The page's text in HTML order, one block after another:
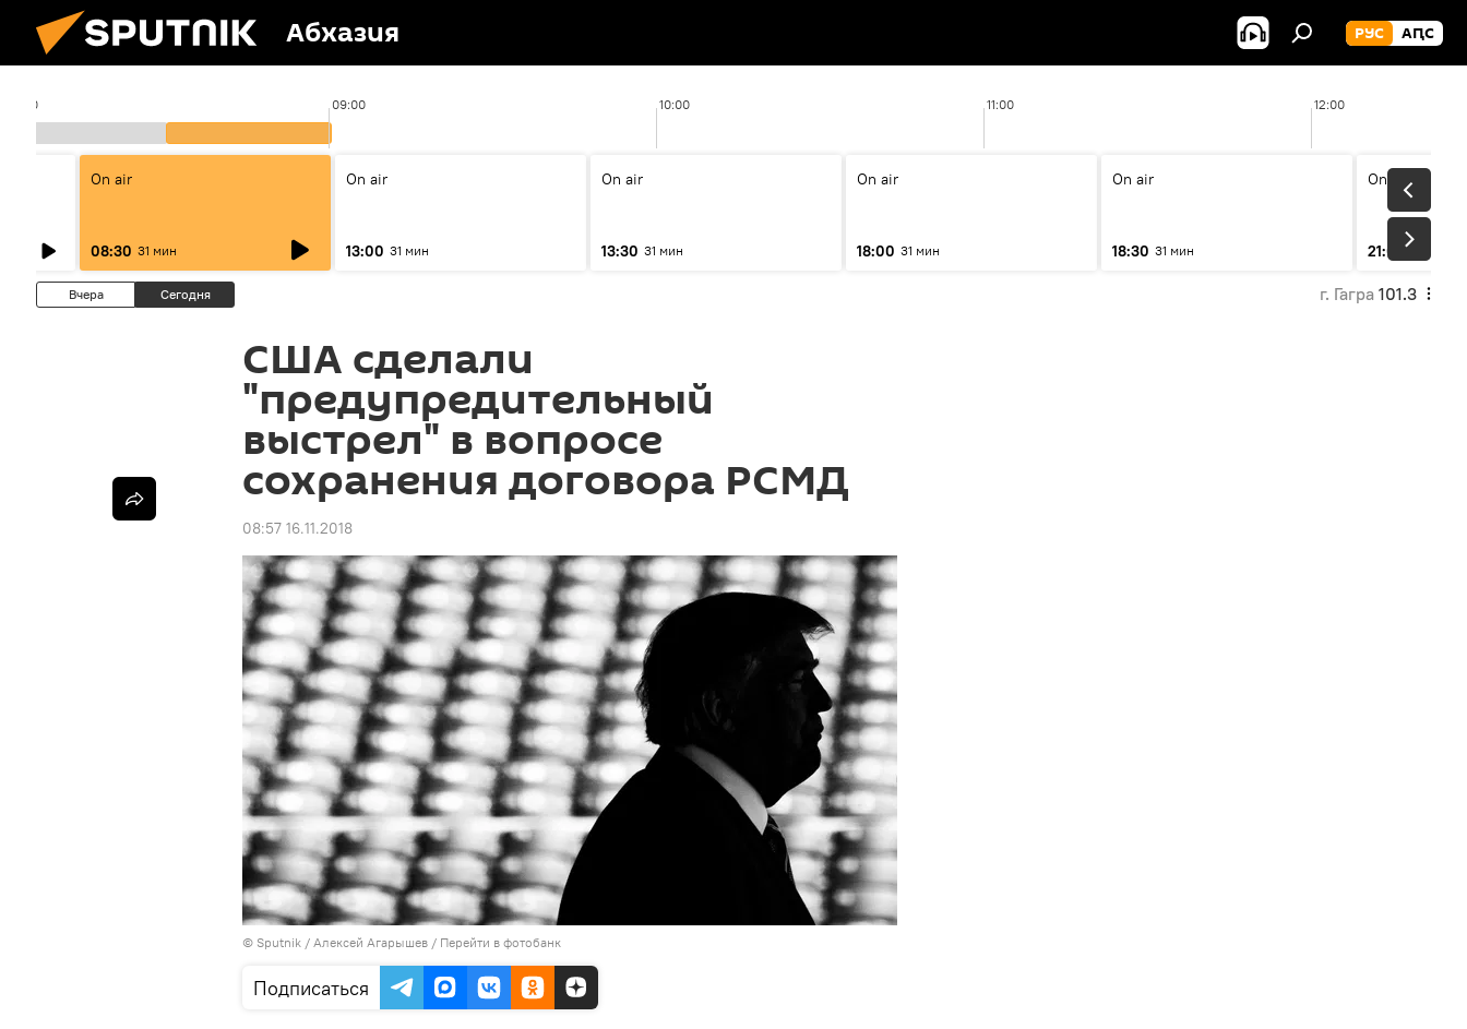
Абхазия РУС АԤС
08:00 09:00 10:00 11:00 12:00
On air
08:30 31 мин
On air
13:00 31 мин
On air
13:30 31 мин
On air
18:00 31 мин
On air
18:30 31 мин
On air
21:00
Вчера Сегодня г. Гагра 101.3
США сделали
"предупредительный
выстрел" в вопросе
сохранения договора РСМД
08:57 16.11.2018
© Sputnik / Алексей Агарышев / Перейти в фотобанк
Подписаться